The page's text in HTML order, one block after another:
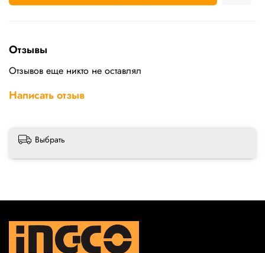
Отзывы
Отзывов еще никто не оставлял
Написать отзыв
Выбрать